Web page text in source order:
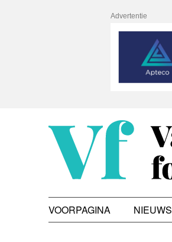
Advertentie
VOORPAGINA NIEUWS